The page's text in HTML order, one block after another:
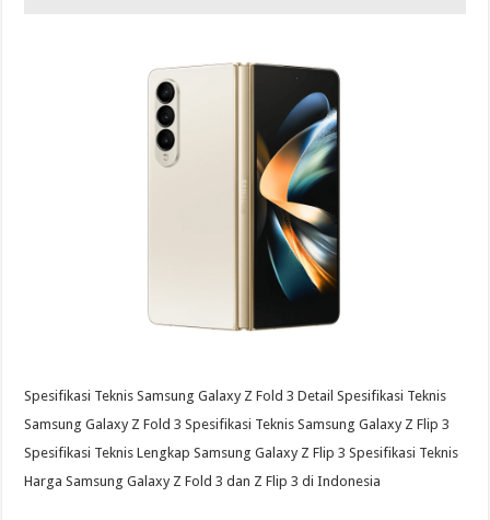
Spesifikasi Teknis Samsung Galaxy Z Fold 3 Detail Spesifikasi Teknis
Samsung Galaxy Z Fold 3 Spesifikasi Teknis Samsung Galaxy Z Flip 3
Spesifikasi Teknis Lengkap Samsung Galaxy Z Flip 3 Spesifikasi Teknis
Harga Samsung Galaxy Z Fold 3 dan Z Flip 3 di Indonesia